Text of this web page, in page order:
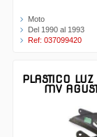
Moto
Del 1990 al 1993
Ref: 037099420
PLASTICO LUZ
MV